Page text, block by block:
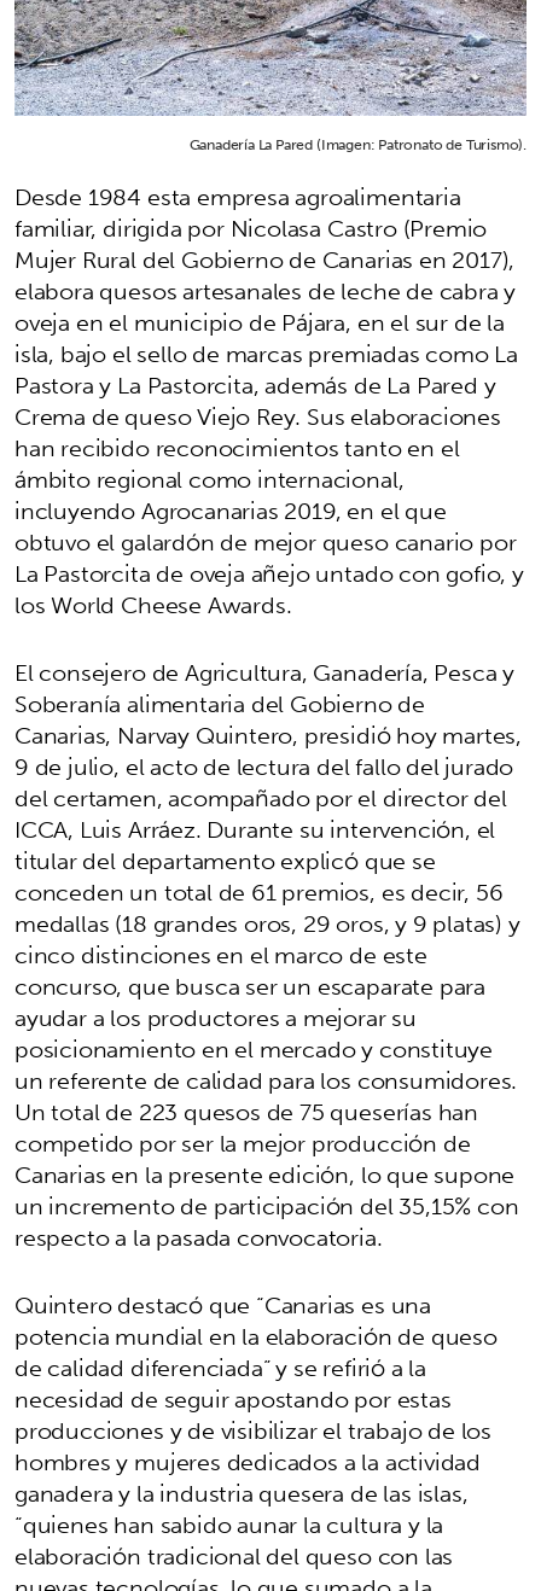
Ganadería La Pared (Imagen: Patronato de Turismo).
Desde 1984 esta empresa agroalimentaria
familiar, dirigida por Nicolasa Castro (Premio
Mujer Rural del Gobierno de Canarias en 2017),
elabora quesos artesanales de leche de cabra y
oveja en el municipio de Pájara, en el sur de la
isla, bajo el sello de marcas premiadas como La
Pastora y La Pastorcita, además de La Pared y
Crema de queso Viejo Rey. Sus elaboraciones
han recibido reconocimientos tanto en el
ámbito regional como internacional,
incluyendo Agrocanarias 2019, en el que
obtuvo el galardón de mejor queso canario por
La Pastorcita de oveja añejo untado con gofio, y
los World Cheese Awards.
El consejero de Agricultura, Ganadería, Pesca y
Soberanía alimentaria del Gobierno de
Canarias, Narvay Quintero, presidió hoy martes,
9 de julio, el acto de lectura del fallo del jurado
del certamen, acompañado por el director del
ICCA, Luis Arráez. Durante su intervención, el
titular del departamento explicó que se
conceden un total de 61 premios, es decir, 56
medallas (18 grandes oros, 29 oros, y 9 platas) y
cinco distinciones en el marco de este
concurso, que busca ser un escaparate para
ayudar a los productores a mejorar su
posicionamiento en el mercado y constituye
un referente de calidad para los consumidores.
Un total de 223 quesos de 75 queserías han
competido por ser la mejor producción de
Canarias en la presente edición, lo que supone
un incremento de participación del 35,15% con
respecto a la pasada convocatoria.
Quintero destacó que “Canarias es una
potencia mundial en la elaboración de queso
de calidad diferenciada” y se refirió a la
necesidad de seguir apostando por estas
producciones y de visibilizar el trabajo de los
hombres y mujeres dedicados a la actividad
ganadera y la industria quesera de las islas,
“quienes han sabido aunar la cultura y la
elaboración tradicional del queso con las